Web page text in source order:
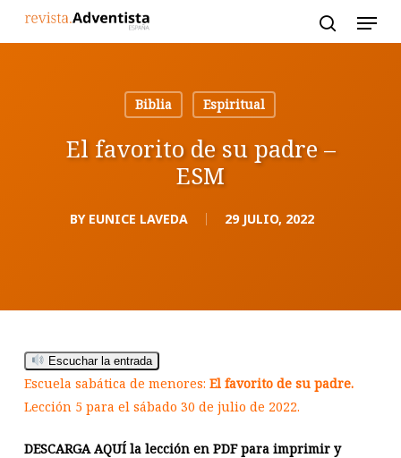
Biblia
Espiritual
El favorito de su padre –
ESM
BY EUNICE LAVEDA 29 JULIO, 2022
Escuchar la entrada
Escuela sabática de menores: El favorito de su padre.
Lección 5 para el sábado 30 de julio de 2022.
DESCARGA AQUÍ la lección en PDF para imprimir y